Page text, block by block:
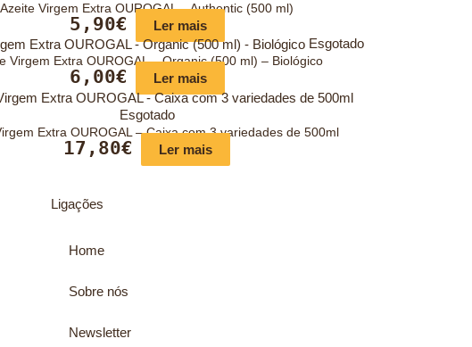
Azeite Virgem Extra OUROGAL – Authentic (500 ml)
5,90€
Ler mais
Esgotado
Virgem Extra OUROGAL – Organic (500 ml) – Biológico
6,00€ Ler mais
Esgotado
Extra OUROGAL – Caixa com 3 variedades de 500ml
17,80€ Ler mais
Ligações
Home
Sobre nós
Newsletter